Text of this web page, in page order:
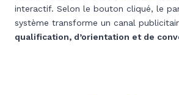
interactif. Selon le bouton cliqué, le
système transforme un canal
qualification, d’orientation et de